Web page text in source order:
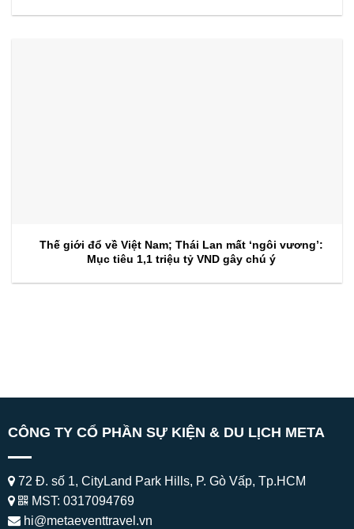
Thế giới đổ về Việt Nam; Thái Lan mất ‘ngôi vương’:
Mục tiêu 1,1 triệu tỷ VND gây chú ý
CÔNG TY CỔ PHẦN SỰ KIỆN & DU LỊCH META
72 Đ. số 1, CityLand Park Hills, P. Gò Vấp, Tp.HCM
MST: 0317094769
hi@metaeventtravel.vn